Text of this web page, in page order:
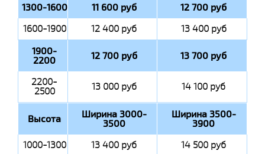
1300-1600 11 600 руб 12 700 руб
1600-1900 12 400 руб 13 400 руб
1900-
2200 12 700 руб 13 700 руб
2200-
2500 13 000 руб 14 100 руб
Высота Ширина 3000-
3500
Ширина 3500-
3900
1000-1300 13 400 руб 14 500 руб